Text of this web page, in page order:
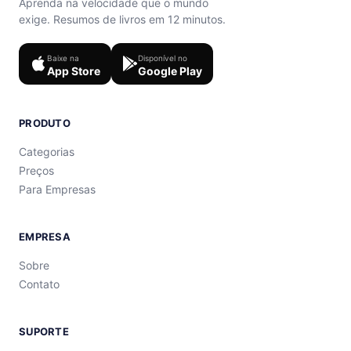
exige. Resumos de livros em 12 minutos.
Baixe na
App Store
Disponível no
Google Play
PRODUTO
Categorias
Preços
Para Empresas
EMPRESA
Sobre
Contato
SUPORTE